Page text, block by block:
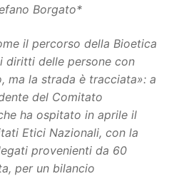
Borgato*
il percorso della Bioetica
diritti delle persone con
ma la strada è tracciata»: a
del Comitato
ha ospitato in aprile il
Etici Nazionali, con la
provenienti da 60
per un bilancio